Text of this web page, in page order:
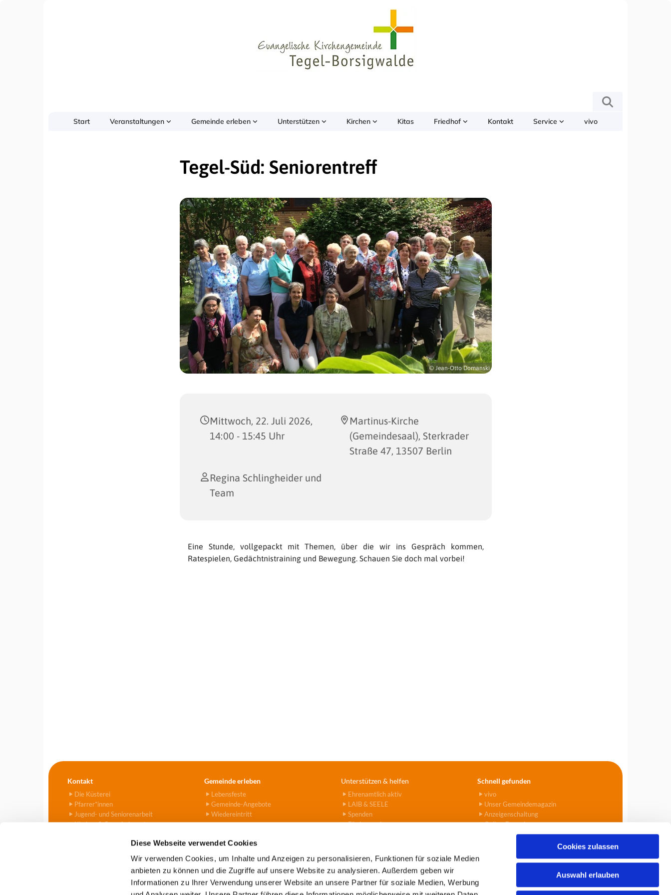
Diese Webseite verwendet Cookies
Wir verwenden Cookies, um Inhalte und Anzeigen zu personalisieren, Funktionen für soziale Medien
anbieten zu können und die Zugriffe auf unsere Website zu analysieren. Außerdem geben wir
Informationen zu Ihrer Verwendung unserer Website an unsere Partner für soziale Medien, Werbung
Cookies zulassen
Auswahl erlauben
Start Veranstaltungen Gemeinde erleben Unterstützen Kirchen Kitas Friedhof Kontakt Service vivo
Tegel-Süd: Seniorentreff
© Jean-Otto Domanski
Mittwoch, 22. Juli 2026,
14:00 - 15:45 Uhr
Martinus-Kirche
(Gemeindesaal), Sterkrader
Straße 47, 13507 Berlin
Regina Schlingheider und
Team
Eine Stunde, vollgepackt mit Themen, über die wir ins Gespräch kommen,
Ratespielen, Gedächtnistraining und Bewegung. Schauen Sie doch mal vorbei!
Kontakt
Die Küsterei
Pfarrer*innen
Jugend- und Seniorenarbeit
Kirchen & Gemeindezentren
Gemeinde erleben
Lebensfeste
Gemeinde-Angebote
Wiedereintritt
Unterstützen & helfen
Ehrenamtlich aktiv
LAIB & SEELE
Spenden
Fördervereine
Schnell gefunden
vivo
Unser Gemeindemagazin
Anzeigenschaltung
Online-Formulare
Evangelische Kirchengemeinde Tegel-Borsigwalde · Alt-Tegel 39 · 13507 Berlin(030) 43779903info@tegel-borsigwalde.de